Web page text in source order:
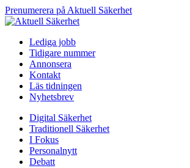
Prenumerera på Aktuell Säkerhet
Lediga jobb
Tidigare nummer
Annonsera
Kontakt
Läs tidningen
Nyhetsbrev
Digital Säkerhet
Traditionell Säkerhet
I Fokus
Personalnytt
Debatt